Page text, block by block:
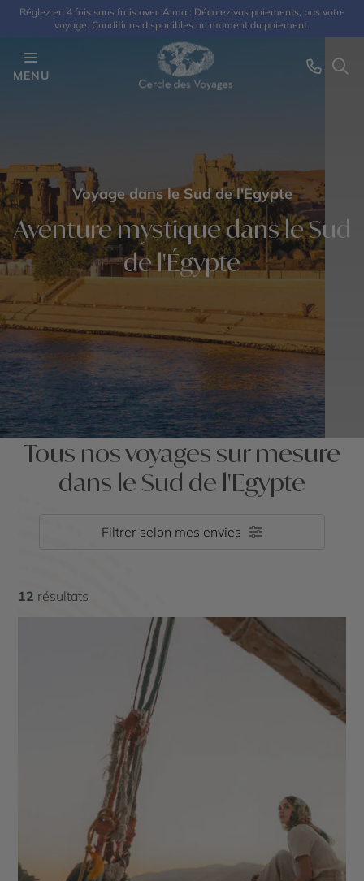
Réglez en 4 fois sans frais avec Alma : Décalez vos paiements, pas votre
voyage. Conditions disponibles au moment du paiement.
MENU
Voyage dans le Sud de l'Egypte
Aventure mystique dans le Sud
de l'Égypte
Tous nos voyages sur mesure
dans le Sud de l'Egypte
Filtrer selon mes envies
12 résultats